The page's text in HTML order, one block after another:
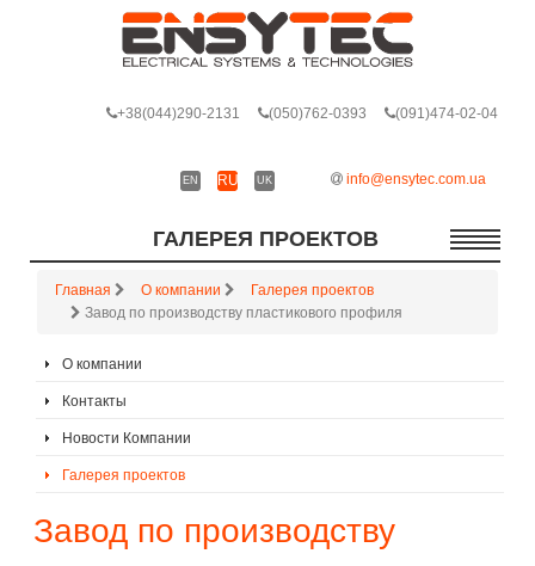
(091)474-02-04
(050)762-0393
+38(044)290-2131
info@ensytec.com.ua
UK
RU
EN
ГАЛЕРЕЯ ПРОЕКТОВ
Главная О компании
Галерея проектов
Завод по производству пластикового профиля
О компании
Контакты
Новости Компании
Галерея проектов
Завод по производству